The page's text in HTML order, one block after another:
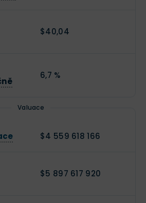
$40,04
6,7 %
Valuace
$4 559 618 166
$5 897 617 920